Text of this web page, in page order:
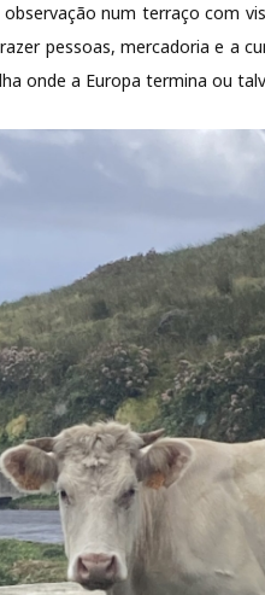
num terraço com
pessoas, mercadoria e a
onde a Europa termina ou